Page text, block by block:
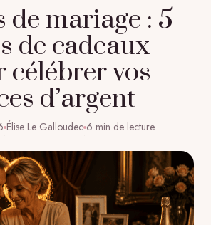
de mariage : 5
de cadeaux
célébrer vos
d’argent
·Élise Le Galloudec·6 min de lecture